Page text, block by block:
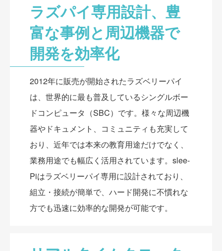
ラズパイ専用設計、豊
富な事例と周辺機器で
開発を効率化
2012年に販売が開始されたラズベリーパイ
は、世界的に最も普及しているシングルボー
ドコンピュータ（SBC）です。様々な周辺機
器やドキュメント、コミュニティも充実して
おり、近年では本来の教育用途だけでなく、
業務用途でも幅広く活用されています。slee-
Piはラズベリーパイ専用に設計されており、
組立・接続が簡単で、ハード開発に不慣れな
方でも迅速に効率的な開発が可能です。